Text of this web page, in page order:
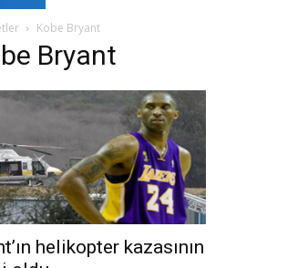
Kobe Bryant
Bryant
helikopter kazasının